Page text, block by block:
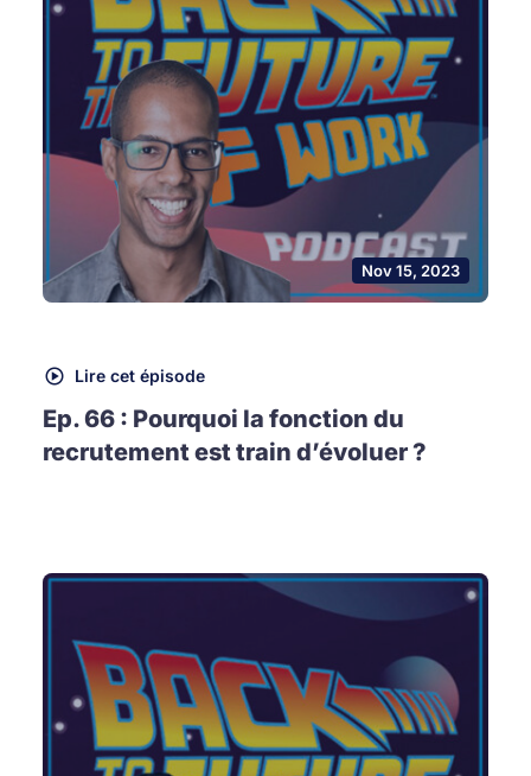
Nov 15, 2023
Lire cet épisode
Ep. 66 : Pourquoi la fonction du
recrutement est train d’évoluer ?